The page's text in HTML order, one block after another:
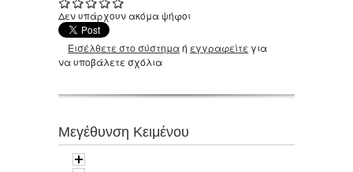
Δεν υπάρχουν ακόμα ψήφοι
Εισέλθετε στο σύστημαή εγγραφείτε για
να υποβάλετε σχόλια
Μεγέθυνση Κειμένου